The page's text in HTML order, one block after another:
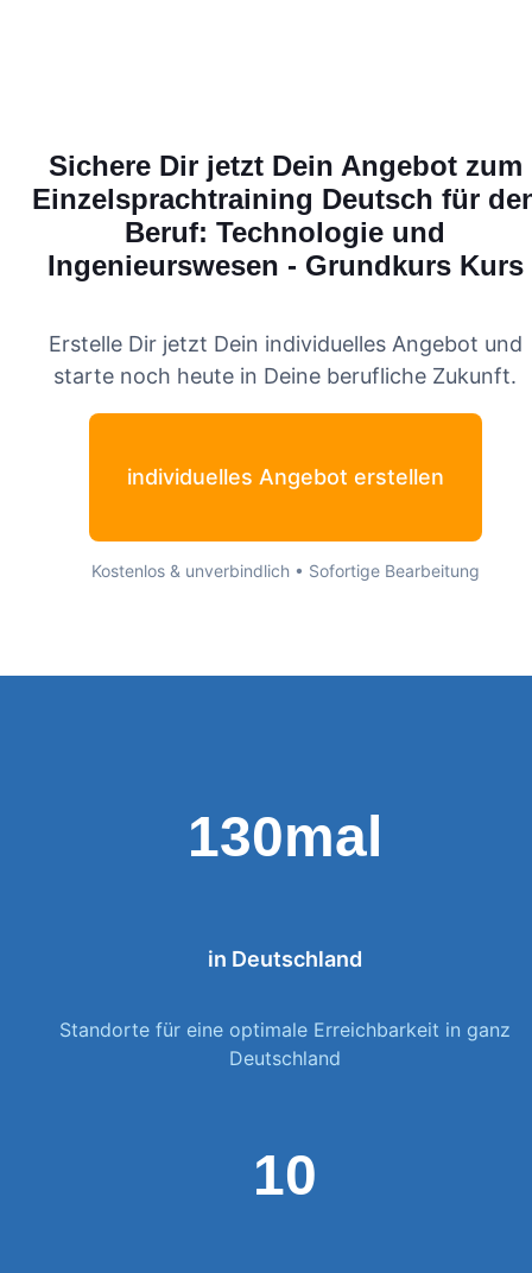
Sichere Dir jetzt Dein Angebot zum
Einzelsprachtraining Deutsch für
Beruf: Technologie und
Ingenieurswesen - GrundkursKurs
Erstelle Dir jetzt Dein individuelles Angebot und
starte noch heute in Deine berufliche Zukunft.
individuelles Angebot erstellen
Kostenlos & unverbindlich • Sofortige Bearbeitung
130mal
in Deutschland
Standorte für eine optimale Erreichbarkeit in ganz
Deutschland
10